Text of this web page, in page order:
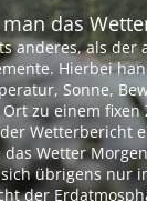
das
anderes, als der
Hierbei
Sonne,
zu einem fixen
Wetterbericht
Wetter
übrigens nur
der